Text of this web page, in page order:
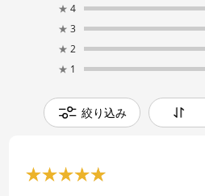
★ 4
★ 3
★ 2
★ 1
絞り込み